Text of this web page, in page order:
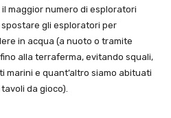
maggior numero di esploratori
gli esploratori per
in acqua (a nuoto o tramite
alla terraferma, evitando squali,
marini e quant’altro siamo abituati
da gioco).